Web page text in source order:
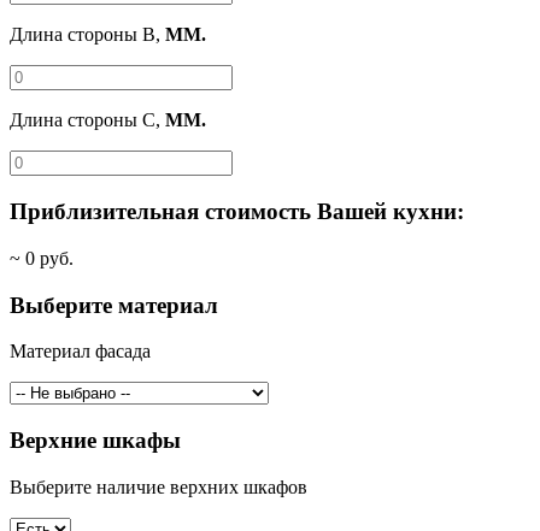
Длина стороны B, ММ.
Длина стороны C, ММ.
Приблизительная стоимость Вашей кухни:
~ 0 руб.
Выберите материал
Материал фасада
Верхние шкафы
Выберите наличие верхних шкафов